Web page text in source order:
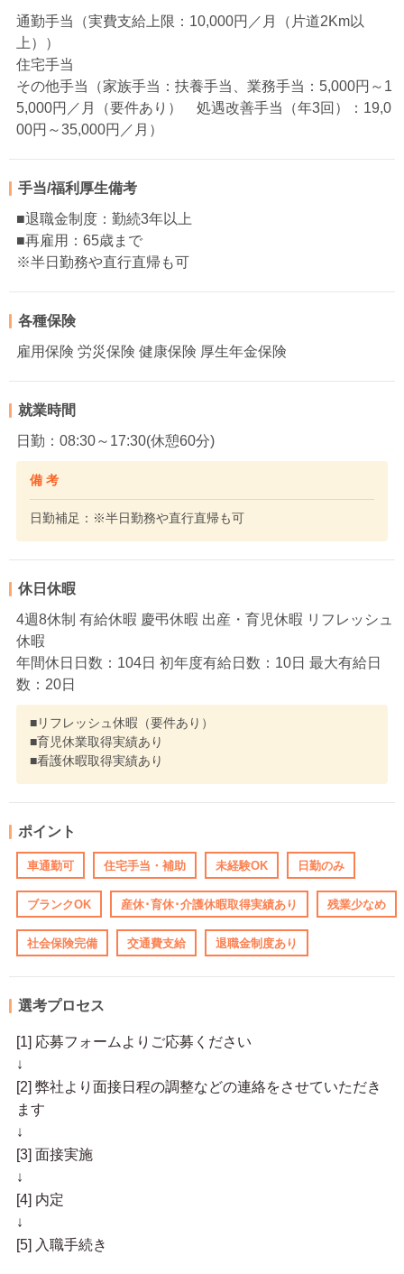
通勤手当（実費支給上限：10,000円／月（片道2Km以
上））
住宅手当
その他手当（家族手当：扶養手当、業務手当：5,000円～1
5,000円／月（要件あり） 処遇改善手当（年3回）：19,0
00円～35,000円／月）
手当/福利厚生備考
■退職金制度：勤続3年以上
■再雇用：65歳まで
※半日勤務や直行直帰も可
各種保険
雇用保険 労災保険 健康保険 厚生年金保険
就業時間
日勤：08:30～17:30(休憩60分)
備 考
日勤補足：※半日勤務や直行直帰も可
休日休暇
4週8休制 有給休暇 慶弔休暇 出産・育児休暇 リフレッシュ
休暇
年間休日日数：104日 初年度有給日数：10日 最大有給日
数：20日
■リフレッシュ休暇（要件あり）
■育児休業取得実績あり
■看護休暇取得実績あり
ポイント
車通勤可 住宅手当・補助 未経験OK 日勤のみ
ブランクOK 産休･育休･介護休暇取得実績あり 残業少なめ
社会保険完備 交通費支給 退職金制度あり
選考プロセス
[1] 応募フォームよりご応募ください
↓
[2] 弊社より面接日程の調整などの連絡をさせていただき
ます
↓
[3] 面接実施
↓
[4] 内定
↓
[5] 入職手続き